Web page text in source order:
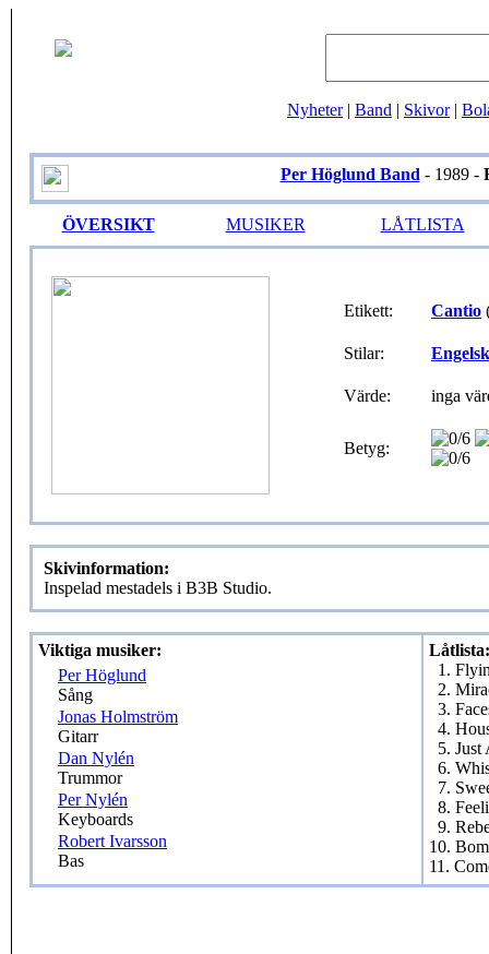
Nyheter| Band | Skivor|
Per Höglund Band - 1989 -
ÖVERSIKT MUSIKER LÅTLISTA
Etikett: Cantio
Stilar:
Värde: inga
Betyg:
Skivinformation:
Inspelad mestadels i B3B Studio.
Viktiga musiker:
Per Höglund
Sång
Jonas Holmström
Gitarr
Dan Nylén
Trummor
Per Nylén
Keyboards
Robert Ivarsson
Bas
Låtlista:
1.
2.
3.
4.
5. Just
6.
7.
8.
9.
10.
11.